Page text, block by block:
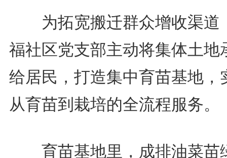
为拓宽搬迁群众增收渠道
福社区党支部主动将集体土地
给居民，打造集中育苗基地，
从育苗到栽培的全流程服务。
育苗基地里，成排油菜苗